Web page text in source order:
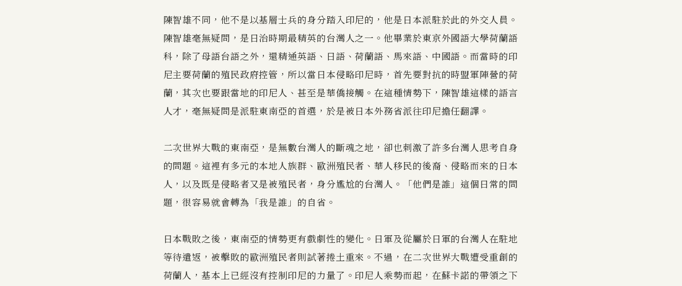
陳智雄不同，他不是以基層士兵的身分踏入印尼的，他是日本派駐於此的外交人員。
陳智雄毫無疑問，是日治時期最精英的台灣人之一。他畢業於東京外國語大學荷蘭語
科，除了母語台語之外，還精通英語、日語、荷蘭語、馬來語、中國語。而當時的印
尼主要荷蘭的殖民政府控管，所以當日本侵略印尼時，首先要對抗的時盟軍陣營的荷
蘭，其次也要跟當地的印尼人、甚至是華僑接觸。在這種情勢下，陳智雄這樣的語言
人才，毫無疑問是派駐東南亞的首選，於是被日本外務省派往印尼擔任翻譯。
二次世界大戰的東南亞，是無數台灣人的斷魂之地，卻也刺激了許多台灣人思考自身
的問題。這裡有多元的本地人族群、歐洲殖民者、華人移民的後裔、侵略而來的日本
人，以及既是侵略者又是被殖民者，身分尷尬的台灣人。「他們是誰」這個日常的問
題，很容易就會轉為「我是誰」的自省。
日本戰敗之後，東南亞的情勢更有戲劇性的變化。日軍及從屬於日軍的台灣人在駐地
等待遣返，被擊敗的歐洲殖民者則試著捲土重來。不過，在二次世界大戰遭受重創的
荷蘭人，基本上已經沒有控制印尼的力量了。印尼人乘勢而起，在蘇卡諾的帶領之下